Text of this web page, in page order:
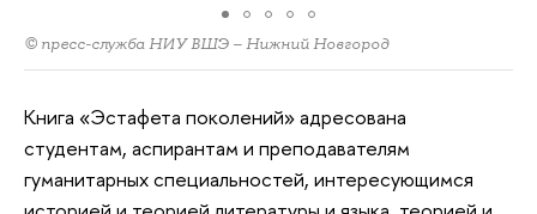
© пресс-служба НИУ ВШЭ – Нижний Новгород
Книга «Эстафета поколений» адресована
студентам, аспирантам и преподавателям
гуманитарных специальностей, интересующимся